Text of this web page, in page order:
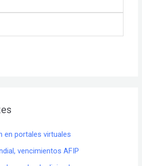
en portales virtuales
vencimientos AFIP